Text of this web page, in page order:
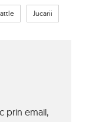
Jucarii
prin email,